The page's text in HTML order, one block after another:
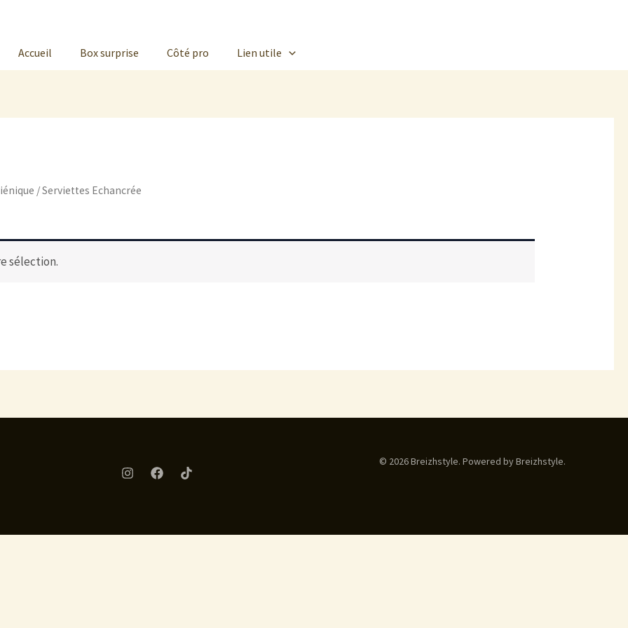
Accueil Box surprise Côté pro Lien utile
/ Serviettes Echancrée
sélection.
© 2026 Breizhstyle. Powered by Breizhstyle.